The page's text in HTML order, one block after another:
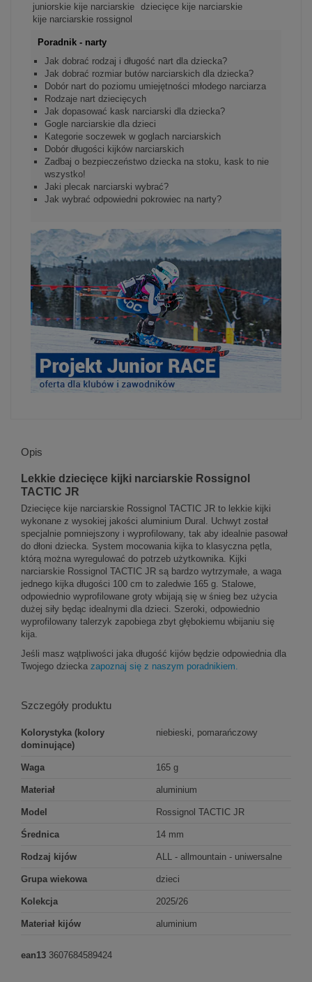
juniorskie kije narciarskie
dziecięce kije narciarskie
kije narciarskie rossignol
Poradnik - narty
Jak dobrać rodzaj i długość nart dla dziecka?
Jak dobrać rozmiar butów narciarskich dla dziecka?
Dobór nart do poziomu umiejętności młodego narciarza
Rodzaje nart dziecięcych
Jak dopasować kask narciarski dla dziecka?
Gogle narciarskie dla dzieci
Kategorie soczewek w goglach narciarskich
Dobór długości kijków narciarskich
Zadbaj o bezpieczeństwo dziecka na stoku, kask to nie
wszystko!
Jaki plecak narciarski wybrać?
Jak wybrać odpowiedni pokrowiec na narty?
Opis
Lekkie dziecięce kijki narciarskie Rossignol
TACTIC JR
Dziecięce kije narciarskie Rossignol TACTIC JR to lekkie kijki
wykonane z wysokiej jakości aluminium Dural. Uchwyt został
specjalnie pomniejszony i wyprofilowany, tak aby idealnie pasował
do dłoni dziecka. System mocowania kijka to klasyczna pętla,
którą można wyregulować do potrzeb użytkownika. Kijki
narciarskie Rossignol TACTIC JR są bardzo wytrzymałe, a waga
jednego kijka długości 100 cm to zaledwie 165 g. Stalowe,
odpowiednio wyprofilowane groty wbijają się w śnieg bez użycia
dużej siły będąc idealnymi dla dzieci. Szeroki, odpowiednio
wyprofilowany talerzyk zapobiega zbyt głębokiemu wbijaniu się
kija.
Jeśli masz wątpliwości jaka długość kijów będzie odpowiednia dla
Twojego dziecka zapoznaj się z naszym poradnikiem.
Szczegóły produktu
Kolorystyka (kolory
dominujące)
niebieski, pomarańczowy
Waga 165 g
Materiał aluminium
Model Rossignol TACTIC JR
Średnica 14 mm
Rodzaj kijów ALL - allmountain - uniwersalne
Grupa wiekowa dzieci
Kolekcja 2025/26
Materiał kijów aluminium
ean13 3607684589424